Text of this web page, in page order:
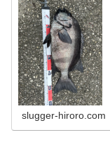
slugger-hiroro.com